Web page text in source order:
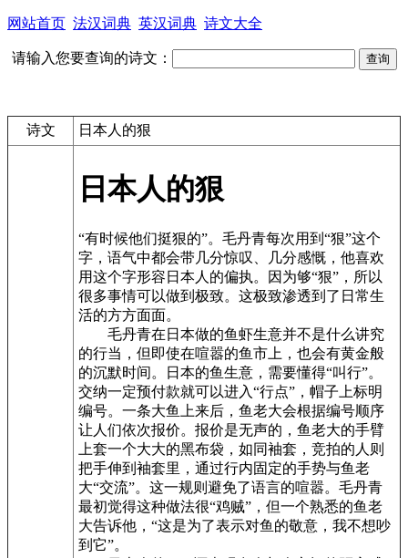
网站首页 法汉词典 英汉词典 诗文大全
请输入您要查询的诗文：
诗文 日本人的狠
日本人的狠
“有时候他们挺狠的”。毛丹青每次用到“狠”这个
字，语气中都会带几分惊叹、几分感慨，他喜欢
用这个字形容日本人的偏执。因为够“狠”，所以
很多事情可以做到极致。这极致渗透到了日常生
活的方方面面。
毛丹青在日本做的鱼虾生意并不是什么讲究
的行当，但即使在喧嚣的鱼市上，也会有黄金般
的沉默时间。日本的鱼生意，需要懂得“叫行”。
交纳一定预付款就可以进入“行点”，帽子上标明
编号。一条大鱼上来后，鱼老大会根据编号顺序
让人们依次报价。报价是无声的，鱼老大的手臂
上套一个大大的黑布袋，如同袖套，竞拍的人则
把手伸到袖套里，通过行内固定的手势与鱼老
大“交流”。这一规则避免了语言的喧嚣。毛丹青
最初觉得这种做法很“鸡贼”，但一个熟悉的鱼老
大告诉他，“这是为了表示对鱼的敬意，我不想吵
到它”。